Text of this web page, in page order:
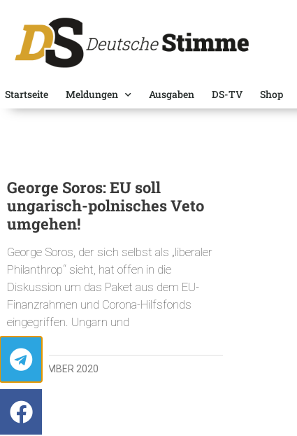
Startseite Meldungen Ausgaben DS-TV Shop
George Soros: EU soll
ungarisch-polnisches Veto
umgehen!
George Soros, der sich selbst als „liberaler
Philanthrop“ sieht, hat offen in die
Diskussion um das Paket aus dem EU-
Finanzrahmen und Corona-Hilfsfonds
eingegriffen. Ungarn und
19. NOVEMBER 2020